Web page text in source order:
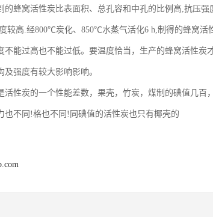
的蜂窝活性炭比表面积、总孔容和中孔的比例高,抗压
较高.经800℃炭化、850℃水蒸气活化6 h,制得的蜂窝活
不能过高也不能过低。要温度恰当，生产的蜂窝活性
及强度有较大影响影响。
活性炭的一个性能差数，果壳，竹炭，煤制的碘值几百
也不同!格也不同!同碘值的活性炭也只有椰壳的